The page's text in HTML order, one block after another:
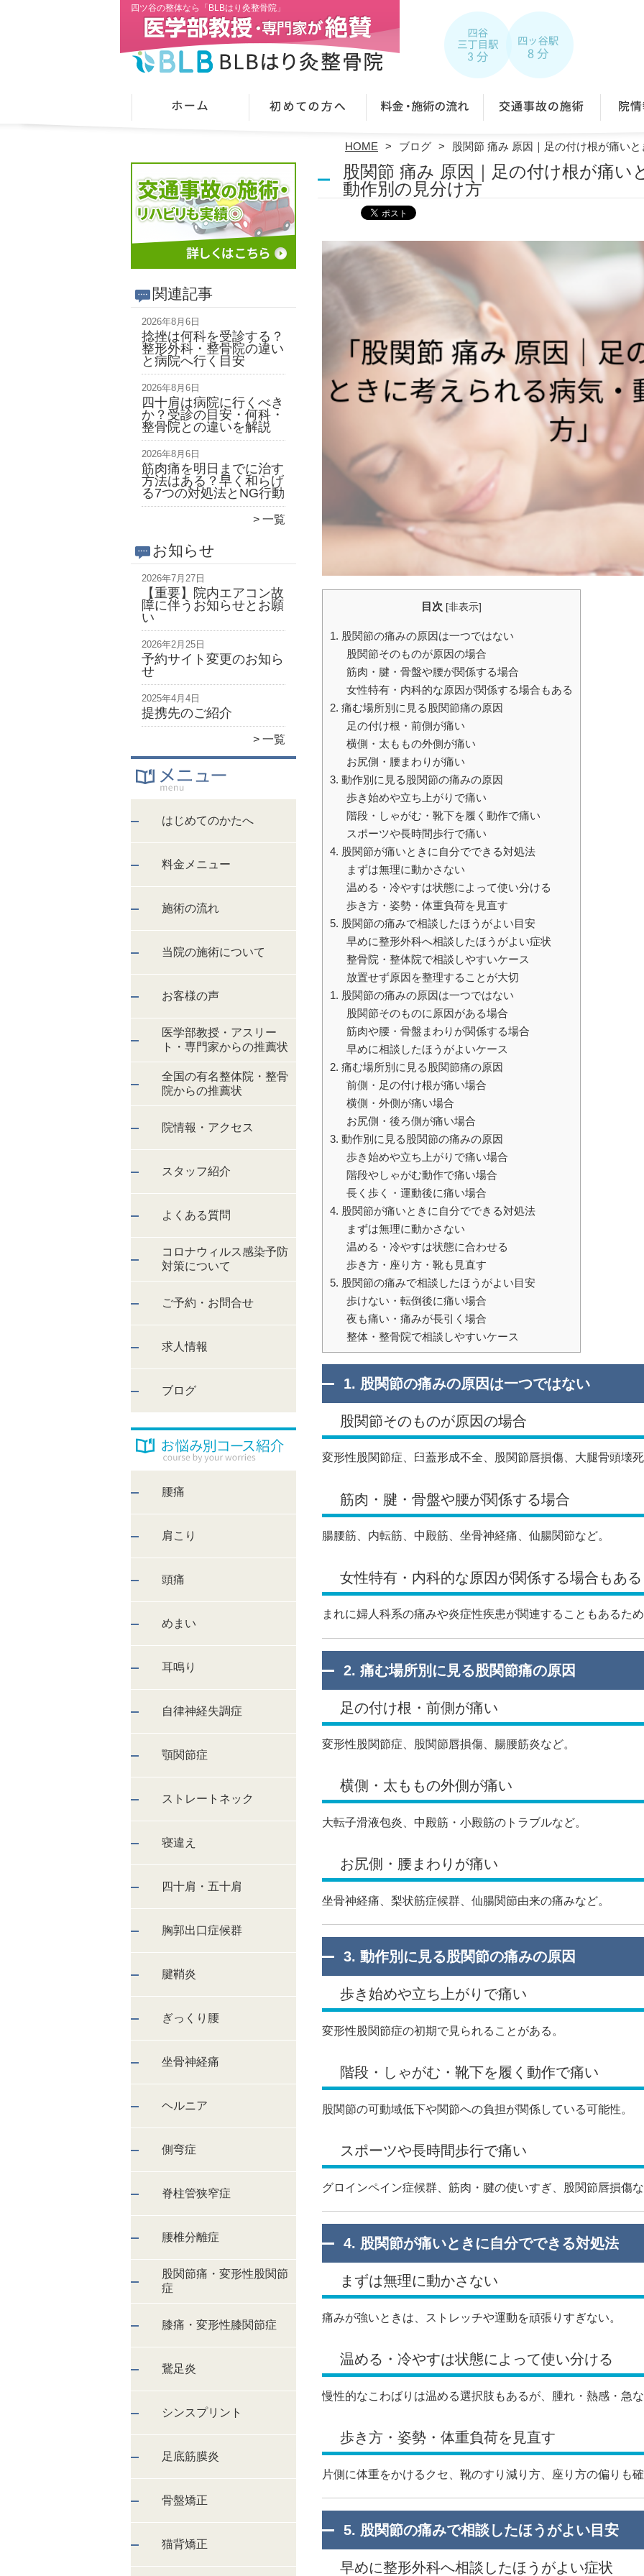
四ツ谷の整体なら「BLBはり灸整骨院」
HOME ブログ 股関節 痛み 原因｜足の付け根が痛い
関連記事
2026年8月6日
捻挫は何科を受診する？
整形外科・整骨院の違い
と病院へ行く目安
2026年8月6日
四十肩は病院に行くべき
か？受診の目安・何科・
整骨院との違いを解説
2026年8月6日
筋肉痛を明日までに治す
方法はある？早く和らげ
る7つの対処法とNG行動
一覧
お知らせ
2026年7月27日
【重要】院内エアコン故
障に伴うお知らせとお願
い
2026年2月25日
予約サイト変更のお知ら
せ
2025年4月4日
提携先のご紹介
一覧
はじめてのかたへ
料金メニュー
施術の流れ
当院の施術について
お客様の声
医学部教授・アスリー
ト・専門家からの推薦状
全国の有名整体院・整骨
院からの推薦状
院情報・アクセス
スタッフ紹介
よくある質問
コロナウィルス感染予防
対策について
ご予約・お問合せ
求人情報
ブログ
腰痛
肩こり
頭痛
めまい
耳鳴り
自律神経失調症
顎関節症
ストレートネック
寝違え
四十肩・五十肩
胸郭出口症候群
腱鞘炎
ぎっくり腰
坐骨神経痛
ヘルニア
側弯症
脊柱管狭窄症
腰椎分離症
股関節痛・変形性股関節
症
膝痛・変形性膝関節症
鵞足炎
シンスプリント
足底筋膜炎
骨盤矯正
猫背矯正
股関節 痛み 原因｜足の付け根が痛い
動作別の見分け方
目次 [非表示]
1. 股関節の痛みの原因は一つではない
股関節そのものが原因の場合
筋肉・腱・骨盤や腰が関係する場合
女性特有・内科的な原因が関係する場合もある
2. 痛む場所別に見る股関節痛の原因
足の付け根・前側が痛い
横側・太ももの外側が痛い
お尻側・腰まわりが痛い
3. 動作別に見る股関節の痛みの原因
歩き始めや立ち上がりで痛い
階段・しゃがむ・靴下を履く動作で痛い
スポーツや長時間歩行で痛い
4. 股関節が痛いときに自分でできる対処法
まずは無理に動かさない
温める・冷やすは状態によって使い分ける
歩き方・姿勢・体重負荷を見直す
5. 股関節の痛みで相談したほうがよい目安
早めに整形外科へ相談したほうがよい症状
整骨院・整体院で相談しやすいケース
放置せず原因を整理することが大切
1. 股関節の痛みの原因は一つではない
股関節そのものに原因がある場合
筋肉や腰・骨盤まわりが関係する場合
早めに相談したほうがよいケース
2. 痛む場所別に見る股関節痛の原因
前側・足の付け根が痛い場合
横側・外側が痛い場合
お尻側・後ろ側が痛い場合
3. 動作別に見る股関節の痛みの原因
歩き始めや立ち上がりで痛い場合
階段やしゃがむ動作で痛い場合
長く歩く・運動後に痛い場合
4. 股関節が痛いときに自分でできる対処法
まずは無理に動かさない
温める・冷やすは状態に合わせる
歩き方・座り方・靴も見直す
5. 股関節の痛みで相談したほうがよい目安
歩けない・転倒後に痛い場合
夜も痛い・痛みが長引く場合
整体・整骨院で相談しやすいケース
1. 股関節の痛みの原因は一つではない
股関節そのものが原因の場合
変形性股関節症、臼蓋形成不全、股関節唇損傷、大腿骨頭壊
筋肉・腱・骨盤や腰が関係する場合
腸腰筋、内転筋、中殿筋、坐骨神経痛、仙腸関節など。
女性特有・内科的な原因が関係する場合もある
まれに婦人科系の痛みや炎症性疾患が関連することもあるた
2. 痛む場所別に見る股関節痛の原因
足の付け根・前側が痛い
変形性股関節症、股関節唇損傷、腸腰筋炎など。
横側・太ももの外側が痛い
大転子滑液包炎、中殿筋・小殿筋のトラブルなど。
お尻側・腰まわりが痛い
坐骨神経痛、梨状筋症候群、仙腸関節由来の痛みなど。
3. 動作別に見る股関節の痛みの原因
歩き始めや立ち上がりで痛い
変形性股関節症の初期で見られることがある。
階段・しゃがむ・靴下を履く動作で痛い
股関節の可動域低下や関節への負担が関係している可能性。
スポーツや長時間歩行で痛い
グロインペイン症候群、筋肉・腱の使いすぎ、股関節唇損傷
4. 股関節が痛いときに自分でできる対処法
まずは無理に動かさない
痛みが強いときは、ストレッチや運動を頑張りすぎない。
温める・冷やすは状態によって使い分ける
慢性的なこわばりは温める選択肢もあるが、腫れ・熱感・急
歩き方・姿勢・体重負荷を見直す
片側に体重をかけるクセ、靴のすり減り方、座り方の偏りも
5. 股関節の痛みで相談したほうがよい目安
早めに整形外科へ相談したほうがよい症状